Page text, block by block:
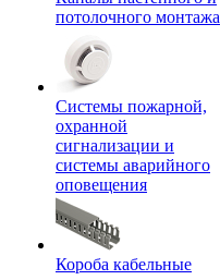
потолочного монтажа
Системы пожарной,
охранной
сигнализации и
системы аварийного
оповещения
Короба кабельные